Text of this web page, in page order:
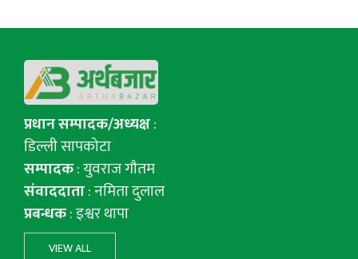
प्रधान सम्पादक/अध्यक्ष:
डिल्ली सापकोटा
सम्पादक: युवराज गाैतम
संवाददाता: नमिता दुलाल
प्रबन्धक: इश्वर थापा
VIEW ALL